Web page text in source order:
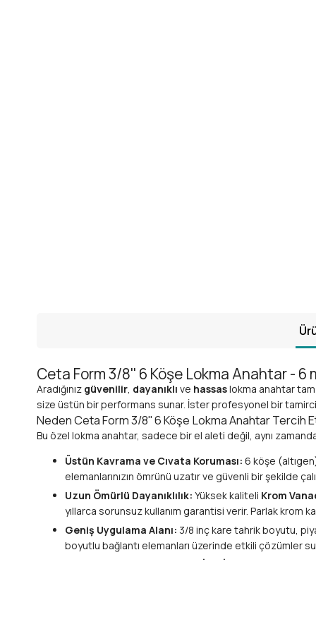
Ceta Form 3/8'' 6 Köşe Lokma Anahtar -
Aradığınız güvenilir, dayanıklı ve hassaslokma anahtar
size üstün bir performans sunar. İster profesyonel bir
Neden Ceta Form 3/8'' 6 Köşe Lokma Anahtar Tercih
Bu özel lokma anahtar, sadece bir el aleti değil, aynı
Üstün Kavrama ve Cıvata Koruması: 6 köşe
elemanlarınızın ömrünü uzatır ve güvenli bir şekilde
Uzun Ömürlü Dayanıklılık: Yüksek kaliteli Krom
yıllarca sorunsuz kullanım garantisi verir. Parlak krom
Geniş Uygulama Alanı: 3/8 inç kare tahrik boyutu,
boyutlu bağlantı elemanları üzerinde etkili çözümler
Profesyonel ve Ev Kullanımı İçin İdeal: